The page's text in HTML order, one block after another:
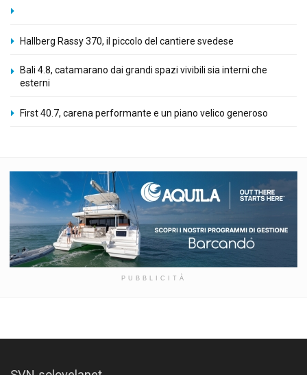
Hallberg Rassy 370, il piccolo del cantiere svedese
Bali 4.8, catamarano dai grandi spazi vivibili sia interni che
esterni
First 40.7, carena performante e un piano velico generoso
PUBBLICITÀ